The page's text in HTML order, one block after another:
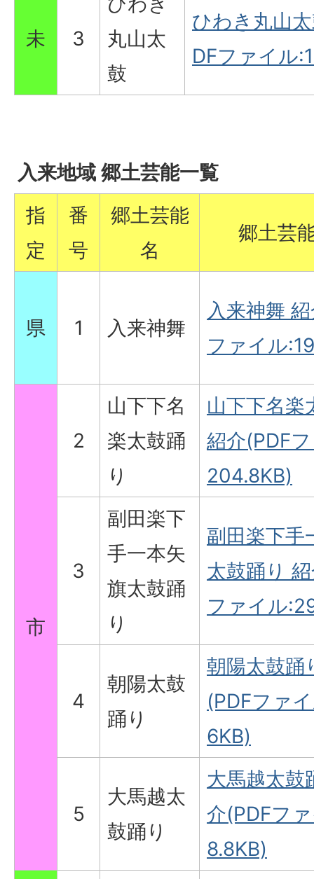
未 3
丸山太
鼓
ひわき丸山
DFファイル
入来地域 郷土芸能一覧
指
定
番
号
郷土芸能
名
郷土芸
県 1 入来神舞
入来神舞
ファイル
市
2
山下下名
楽太鼓踊
り
山下下名楽
紹介(PDF
204.8KB)
3
副田楽下
手一本矢
旗太鼓踊
り
副田楽下手
太鼓踊り
ファイル
4
朝陽太鼓
踊り
朝陽太鼓踊
(PDFファ
6KB)
5
大馬越太
鼓踊り
大馬越太鼓
介(PDFフ
8.8KB)